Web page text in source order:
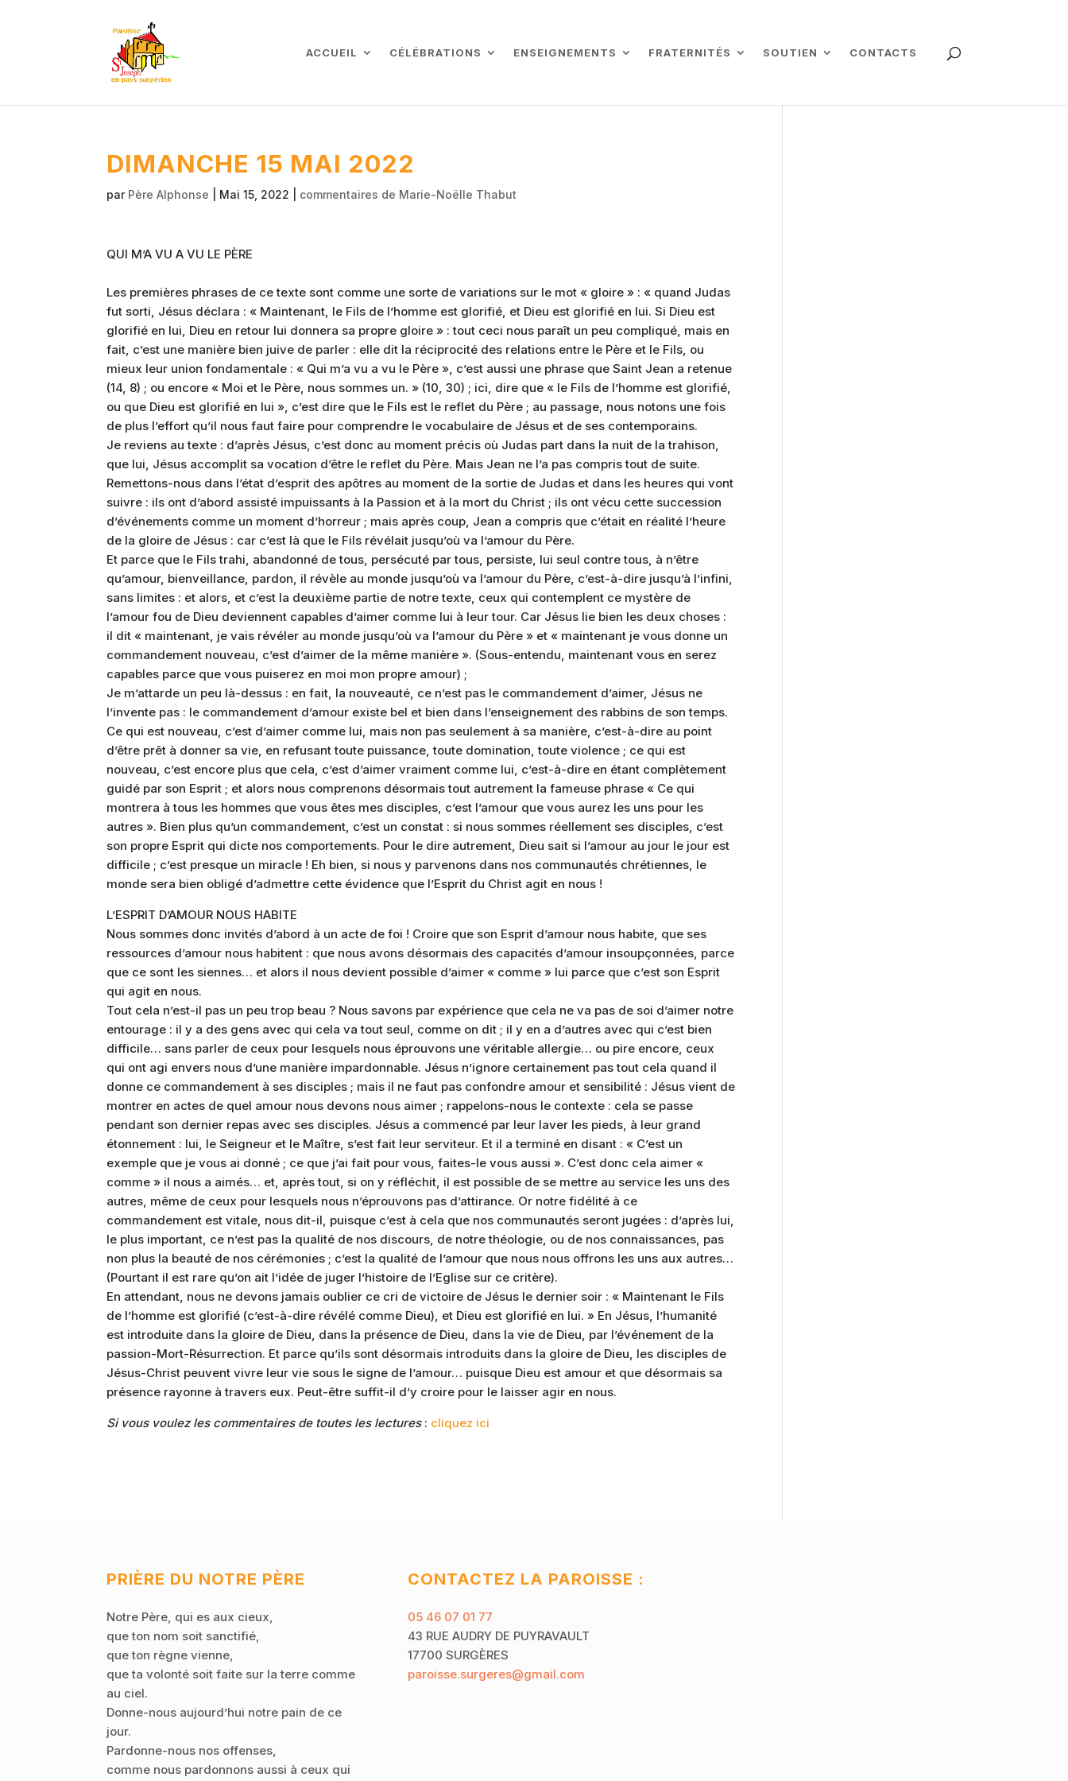
ACCUEIL CÉLÉBRATIONS ENSEIGNEMENTS FRATERNITÉS SOUTIEN CONTACTS
DIMANCHE 15 MAI 2022
par Père Alphonse Mai 15, 2022 commentaires de Marie-Noëlle Thabut
QUI M’A VU A VU LE PÈRE
Les premières phrases de ce texte sont comme une sorte de variations sur le mot « gloire » : « quand Judas
fut sorti, Jésus déclara : « Maintenant, le Fils de l’homme est glorifié, et Dieu est glorifié en lui. Si Dieu est
glorifié en lui, Dieu en retour lui donnera sa propre gloire » : tout ceci nous paraît un peu compliqué, mais en
fait, c’est une manière bien juive de parler : elle dit la réciprocité des relations entre le Père et le Fils, ou
mieux leur union fondamentale : « Qui m’a vu a vu le Père », c’est aussi une phrase que Saint Jean a retenue
(14, 8) ; ou encore « Moi et le Père, nous sommes un. » (10, 30) ; ici, dire que « le Fils de l’homme est glorifié,
ou que Dieu est glorifié en lui », c’est dire que le Fils est le reflet du Père ; au passage, nous notons une fois
de plus l’effort qu’il nous faut faire pour comprendre le vocabulaire de Jésus et de ses contemporains.
Je reviens au texte : d’après Jésus, c’est donc au moment précis où Judas part dans la nuit de la trahison,
que lui, Jésus accomplit sa vocation d’être le reflet du Père. Mais Jean ne l’a pas compris tout de suite.
Remettons-nous dans l’état d’esprit des apôtres au moment de la sortie de Judas et dans les heures qui vont
suivre : ils ont d’abord assisté impuissants à la Passion et à la mort du Christ ; ils ont vécu cette succession
d’événements comme un moment d’horreur ; mais après coup, Jean a compris que c’était en réalité l’heure
de la gloire de Jésus : car c’est là que le Fils révélait jusqu’où va l’amour du Père.
Et parce que le Fils trahi, abandonné de tous, persécuté par tous, persiste, lui seul contre tous, à n’être
qu’amour, bienveillance, pardon, il révèle au monde jusqu’où va l’amour du Père, c’est-à-dire jusqu’à l’infini,
sans limites : et alors, et c’est la deuxième partie de notre texte, ceux qui contemplent ce mystère de
l’amour fou de Dieu deviennent capables d’aimer comme lui à leur tour. Car Jésus lie bien les deux choses :
il dit « maintenant, je vais révéler au monde jusqu’où va l’amour du Père » et « maintenant je vous donne un
commandement nouveau, c’est d’aimer de la même manière ». (Sous-entendu, maintenant vous en serez
capables parce que vous puiserez en moi mon propre amour) ;
Je m’attarde un peu là-dessus : en fait, la nouveauté, ce n’est pas le commandement d’aimer, Jésus ne
l’invente pas : le commandement d’amour existe bel et bien dans l’enseignement des rabbins de son temps.
Ce qui est nouveau, c’est d’aimer comme lui, mais non pas seulement à sa manière, c’est-à-dire au point
d’être prêt à donner sa vie, en refusant toute puissance, toute domination, toute violence ; ce qui est
nouveau, c’est encore plus que cela, c’est d’aimer vraiment comme lui, c’est-à-dire en étant complètement
guidé par son Esprit ; et alors nous comprenons désormais tout autrement la fameuse phrase « Ce qui
montrera à tous les hommes que vous êtes mes disciples, c’est l’amour que vous aurez les uns pour les
autres ». Bien plus qu’un commandement, c’est un constat : si nous sommes réellement ses disciples, c’est
son propre Esprit qui dicte nos comportements. Pour le dire autrement, Dieu sait si l’amour au jour le jour est
difficile ; c’est presque un miracle ! Eh bien, si nous y parvenons dans nos communautés chrétiennes, le
monde sera bien obligé d’admettre cette évidence que l’Esprit du Christ agit en nous !
L’ESPRIT D’AMOUR NOUS HABITE
Nous sommes donc invités d’abord à un acte de foi ! Croire que son Esprit d’amour nous habite, que ses
ressources d’amour nous habitent : que nous avons désormais des capacités d’amour insoupçonnées, parce
que ce sont les siennes… et alors il nous devient possible d’aimer « comme » lui parce que c’est son Esprit
qui agit en nous.
Tout cela n’est-il pas un peu trop beau ? Nous savons par expérience que cela ne va pas de soi d’aimer notre
entourage : il y a des gens avec qui cela va tout seul, comme on dit ; il y en a d’autres avec qui c’est bien
difficile… sans parler de ceux pour lesquels nous éprouvons une véritable allergie… ou pire encore, ceux
qui ont agi envers nous d’une manière impardonnable. Jésus n’ignore certainement pas tout cela quand il
donne ce commandement à ses disciples ; mais il ne faut pas confondre amour et sensibilité : Jésus vient de
montrer en actes de quel amour nous devons nous aimer ; rappelons-nous le contexte : cela se passe
pendant son dernier repas avec ses disciples. Jésus a commencé par leur laver les pieds, à leur grand
étonnement : lui, le Seigneur et le Maître, s’est fait leur serviteur. Et il a terminé en disant : « C’est un
exemple que je vous ai donné ; ce que j’ai fait pour vous, faites-le vous aussi ». C’est donc cela aimer «
comme » il nous a aimés… et, après tout, si on y réfléchit, il est possible de se mettre au service les uns des
autres, même de ceux pour lesquels nous n’éprouvons pas d’attirance. Or notre fidélité à ce
commandement est vitale, nous dit-il, puisque c’est à cela que nos communautés seront jugées : d’après lui,
le plus important, ce n’est pas la qualité de nos discours, de notre théologie, ou de nos connaissances, pas
non plus la beauté de nos cérémonies ; c’est la qualité de l’amour que nous nous offrons les uns aux autres…
(Pourtant il est rare qu’on ait l’idée de juger l’histoire de l’Eglise sur ce critère).
En attendant, nous ne devons jamais oublier ce cri de victoire de Jésus le dernier soir : « Maintenant le Fils
de l’homme est glorifié (c’est-à-dire révélé comme Dieu), et Dieu est glorifié en lui. » En Jésus, l’humanité
est introduite dans la gloire de Dieu, dans la présence de Dieu, dans la vie de Dieu, par l’événement de la
passion-Mort-Résurrection. Et parce qu’ils sont désormais introduits dans la gloire de Dieu, les disciples de
Jésus-Christ peuvent vivre leur vie sous le signe de l’amour… puisque Dieu est amour et que désormais sa
présence rayonne à travers eux. Peut-être suffit-il d’y croire pour le laisser agir en nous.
Si vous voulez les commentaires de toutes les lectures: cliquez ici
PRIÈRE DU NOTRE PÈRE
Notre Père, qui es aux cieux,
que ton nom soit sanctifié,
que ton règne vienne,
que ta volonté soit faite sur la terre comme
au ciel.
Donne-nous aujourd’hui notre pain de ce
jour.
Pardonne-nous nos offenses,
comme nous pardonnons aussi à ceux qui
CONTACTEZ LA PAROISSE :
05 46 07 01 77
43 RUE AUDRY DE PUYRAVAULT
17700 SURGÈRES
paroisse.surgeres@gmail.com